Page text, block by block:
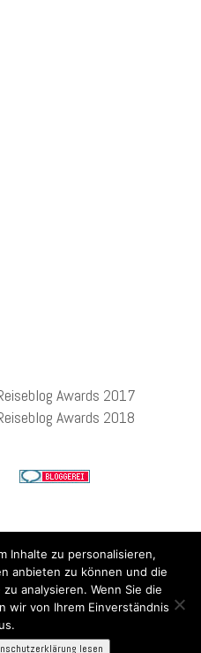
Awards 2017
Awards 2018
Inhalte zu personalisieren,
anbieten zu können und die
analysieren. Wenn Sie die
wir von Ihrem Einverständnis
lesen